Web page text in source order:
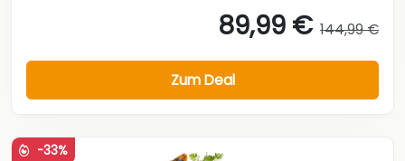
89,99 € 144,99 €
Zum Deal
-33%